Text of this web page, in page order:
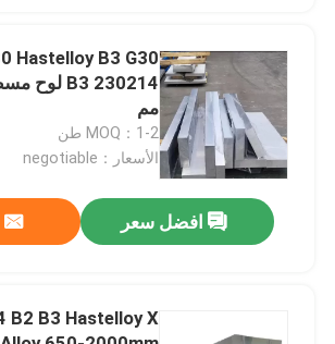
اتصل بنا
مادة Inconel 600
مادة Inconel 625
مادة Inconel 718
Hastelloy B3 G30
مم
MOQ：1-2 طن
الأسعار：negotiable
افضل سعر
B2 B3 Hastelloy X